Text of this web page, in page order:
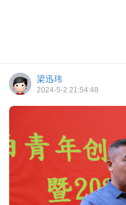
梁迅玮
2024-5-2 21:54:48